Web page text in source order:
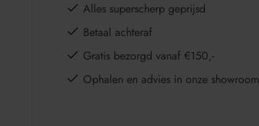
Alles superscherp geprijsd
Betaal achteraf
Gratis bezorgd vanaf €150,-
Ophalen en advies in onze showroom